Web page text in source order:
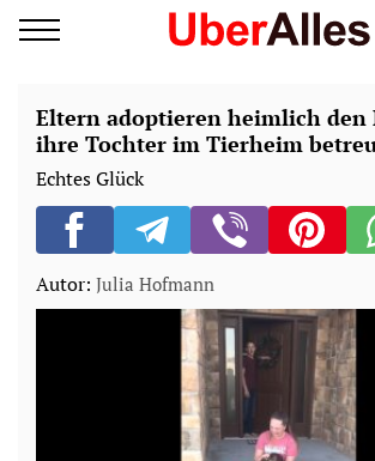
Eltern adoptieren heimlich den
ihre Tochter im Tierheim
Echtes Glück
Autor: Julia Hofmann